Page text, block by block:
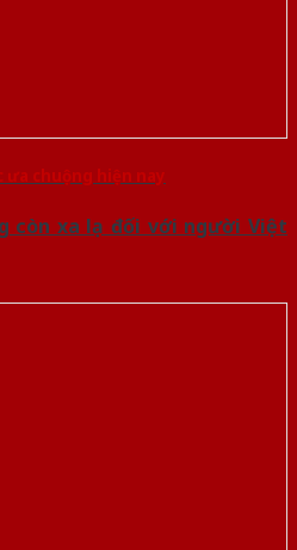
ưa chuộng hiện nay
còn xa lạ đối với người Việt